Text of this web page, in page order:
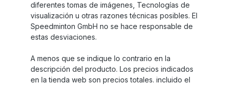
diferentes tomas de imágenes, Tecnologías de
visualización u otras razones técnicas posibles. El
Speedminton GmbH no se hace responsable de
estas desviaciones.
A menos que se indique lo contrario en la
descripción del producto. Los precios indicados
en la tienda web son precios totales. incluido el